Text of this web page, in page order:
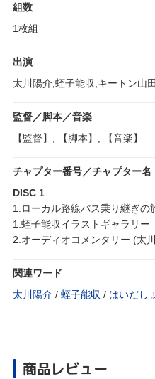
組数
1枚組
出演
太川陽介,蛭子能収,キートン山田
監督／脚本／音楽
【監督】, 【脚本】, 【音楽】
チャプター番号／チャプター名
DISC 1
1.ローカル路線バス乗り継ぎの
1.蛭子能収イラストギャラリー
2.オーディオコメンタリー (太
関連ワード
太川陽介 / 蛭子能収 / はいだし
商品レビュー